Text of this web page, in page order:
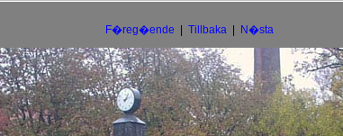
F�reg�ende Tillbaka| N�sta